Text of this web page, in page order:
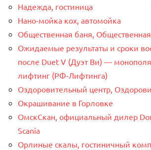
Надежда, гостиница
Нано-мойка кох, автомойка
Общественная баня,
Ожидаемые результаты и сроки
после Duet V (Дуэт Ви) —
лифтинг (РФ-Лифтинга)
Оздоровительный центр,
Окрашивание в Горловке
ОмскСкан, официальный дилер
Scania
Орлиные скалы, гостиничный